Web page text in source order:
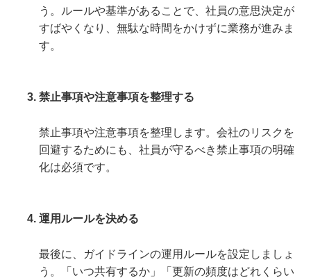
う。ルールや基準があることで、社員の意思決定が
すばやくなり、無駄な時間をかけずに業務が進みま
す。
禁止事項や注意事項を整理する
禁止事項や注意事項を整理します。会社のリスクを
回避するためにも、社員が守るべき禁止事項の明確
化は必須です。
運用ルールを決める
最後に、ガイドラインの運用ルールを設定しましょ
う。「いつ共有するか」「更新の頻度はどれくらい